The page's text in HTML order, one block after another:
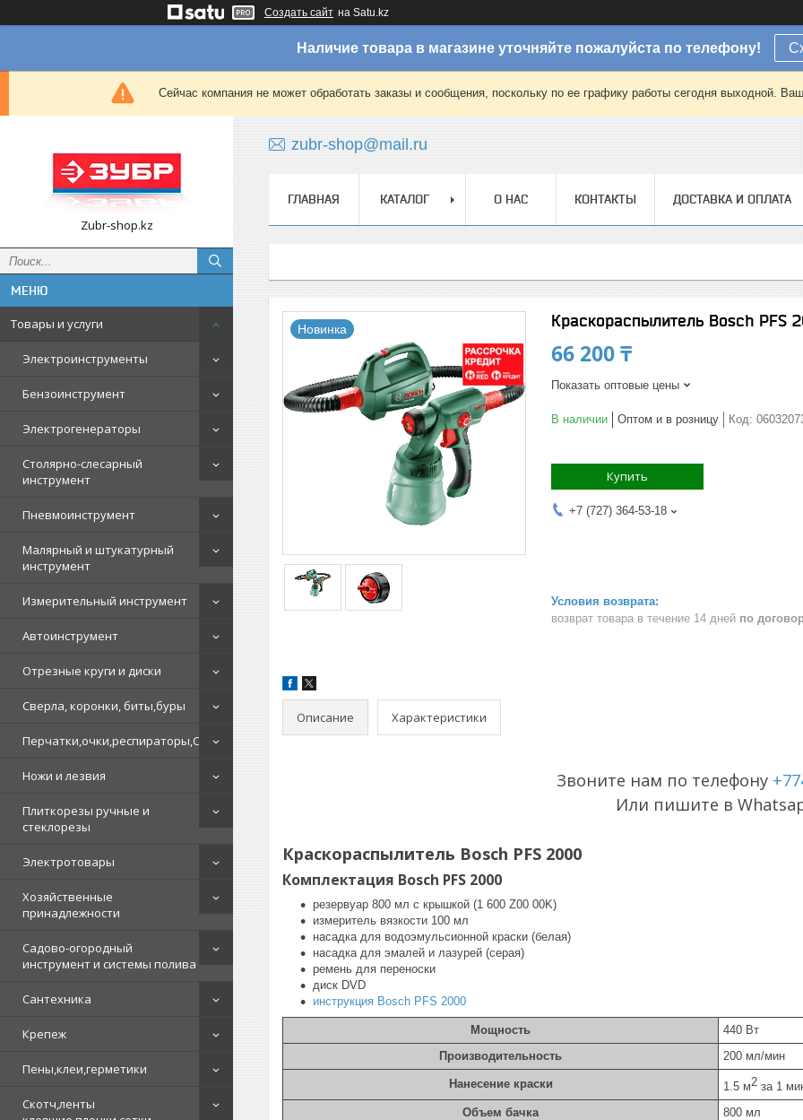
Создать сайт на Satu.kz
Наличие товара в магазине уточняйте пожалуйста по телефону!
Сейчас компания не может обработать заказы и сообщения, поскольку по ее графику работы сегодня выходной.
Zubr-shop.kz
Товары и услуги
Электроинструменты
Бензоинструмент
Электрогенераторы
Столярно-слесарный
инструмент
Пневмоинструмент
Малярный и штукатурный
инструмент
Измерительный инструмент
Автоинструмент
Отрезные круги и диски
Сверла, коронки, биты,буры
Перчатки,очки,респираторы,СИЗ
Ножи и лезвия
Плиткорезы ручные и
стеклорезы
Электротовары
Хозяйственные
принадлежности
Садово-огородный
инструмент и системы полива
Сантехника
Крепеж
Пены,клеи,герметики
Скотч,ленты
zubr-shop@mail.ru
ГЛАВНАЯ КАТАЛОГ О НАС КОНТАКТЫ ДОСТАВКА И ОПЛАТА
Новинка Краскораспылитель Bosch PFS
66 200 ₸
Показать оптовые цены
В наличии Оптом и в розницу Код:
Купить
+7 (727) 364-53-18
возврат товара в течение 14 дней по
Описание Характеристики
Звоните нам по телефону
Или пишите в
Краскораспылитель Bosch PFS 2000
Комплектация Bosch PFS 2000
резервуар 800 мл с крышкой (1 600 Z00 00K)
измеритель вязкости 100 мл
насадка для водоэмульсионной краски (белая)
насадка для эмалей и лазурей (серая)
ремень для переноски
диск DVD
инструкция Bosch PFS 2000
Мощность
440 Вт
Производительность
200 мл/мин
Нанесение краски 1.5 м2 за 1
Объем бачка
800 мл